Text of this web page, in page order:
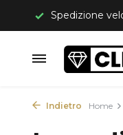
Spedizione
Indietro Home